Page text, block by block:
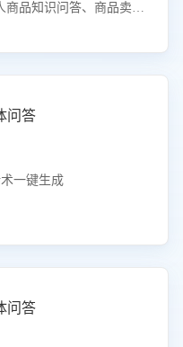
商品知识问答、商品卖点
问答
一键生成
问答